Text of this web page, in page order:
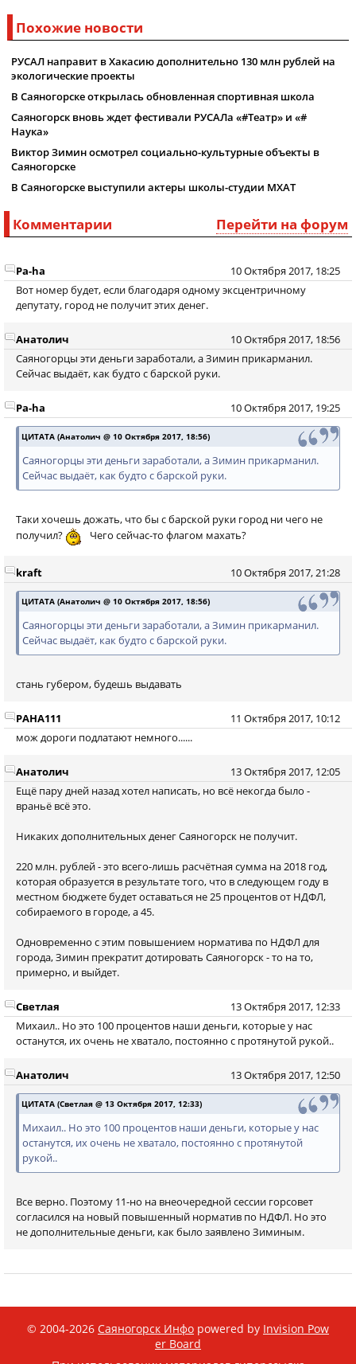
Похожие новости
РУСАЛ направит в Хакасию дополнительно 130 млн рублей на
экологические проекты
В Саяногорске открылась обновленная спортивная школа
Саяногорск вновь ждет фестивали РУСАЛа «#Театр» и «#
Наука»
Виктор Зимин осмотрел социально-культурные объекты в
Саяногорске
В Саяногорске выступили актеры школы-студии МХАТ
Перейти на форум
Комментарии
10 Октября 2017, 18:25
Pa-ha
Вот номер будет, если благодаря одному эксцентричному
депутату, город не получит этих денег.
10 Октября 2017, 18:56
Анатолич
Саяногорцы эти деньги заработали, а Зимин прикарманил.
Сейчас выдаёт, как будто с барской руки.
10 Октября 2017, 19:25
Pa-ha
ЦИТАТА (Анатолич @ 10 Октября 2017, 18:56)
Саяногорцы эти деньги заработали, а Зимин прикарманил.
Сейчас выдаёт, как будто с барской руки.
Таки хочешь дожать, что бы с барской руки город ни чего не
получил?
Чего сейчас-то флагом махать?
10 Октября 2017, 21:28
kraft
ЦИТАТА (Анатолич @ 10 Октября 2017, 18:56)
Саяногорцы эти деньги заработали, а Зимин прикарманил.
Сейчас выдаёт, как будто с барской руки.
стань губером, будешь выдавать
11 Октября 2017, 10:12
PAHA111
мож дороги подлатают немного......
13 Октября 2017, 12:05
Анатолич
Ещё пару дней назад хотел написать, но всё некогда было -
враньё всё это.
Никаких дополнительных денег Саяногорск не получит.
220 млн. рублей - это всего-лишь расчётная сумма на 2018 год,
которая образуется в результате того, что в следующем году в
местном бюджете будет оставаться не 25 процентов от НДФЛ,
собираемого в городе, а 45.
Одновременно с этим повышением норматива по НДФЛ для
города, Зимин прекратит дотировать Саяногорск - то на то,
примерно, и выйдет.
13 Октября 2017, 12:33
Светлая
Михаил.. Но это 100 процентов наши деньги, которые у нас
останутся, их очень не хватало, постоянно с протянутой рукой..
13 Октября 2017, 12:50
Анатолич
ЦИТАТА (Светлая @ 13 Октября 2017, 12:33)
Михаил.. Но это 100 процентов наши деньги, которые у нас
останутся, их очень не хватало, постоянно с протянутой
рукой..
Все верно. Поэтому 11-но на внеочередной сессии горсовет
согласился на новый повышенный норматив по НДФЛ. Но это
не дополнительные деньги, как было заявлено Зиминым.
© 2004-2026 Саяногорск Инфо powered by Invision Pow
er Board